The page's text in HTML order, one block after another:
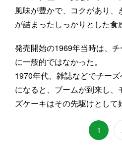
風味が豊かで、コクがあり、
が詰まったしっかりとした食
発売開始の1969年当時は、
に一般的ではなかった。
1970年代、雑誌などでチー
になると、ブームが到来し、
ズケーキはその先駆けとして
1